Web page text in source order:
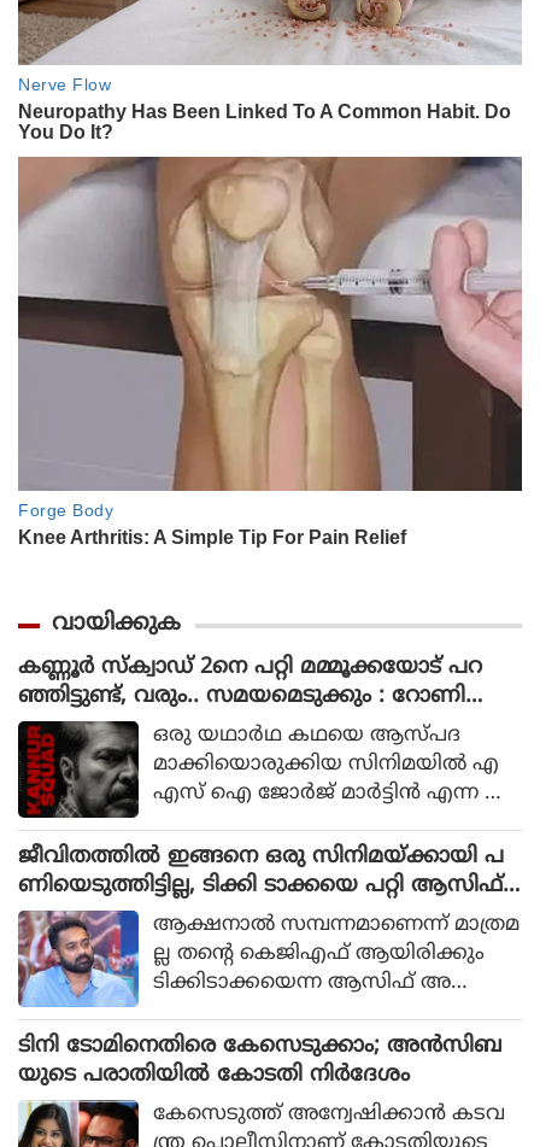
വായിക്കുക
കണ്ണൂർ സ്ക്വാഡ് 2നെ പറ്റി മമ്മൂക്കയോട് പറ
ഞ്ഞിട്ടുണ്ട്, വരും.. സമയമെടുക്കും : റോണി
ഡേവിഡ്
ഒരു യഥാര്‍ഥ കഥയെ ആസ്പദ
മാക്കിയൊരുക്കിയ സിനിമയില്‍ എ
എസ് ഐ ജോര്‍ജ് മാര്‍ട്ടിന്‍ എന്ന ക
ഥാപാത്രമായാണ് മമ്മൂട്ടി എത്തിയത്.
ഒരു കുറ്റവാളിയെ പിടികൂടാനായി ഉ
ത്തരേന്ത്യന്‍ സംസ്ഥാനങ്ങളിലേക്ക്
യാത്ര തിരിക്കുന്ന പോലീസ് സംഘ
ത്തിന്റെ കഥയായിരുന്നു 2023ല്‍ പുറ
ത്തിറങ്ങിയ സിനിമ പറഞ്ഞത്.
ജീവിതത്തിൽ ഇങ്ങനെ ഒരു സിനിമയ്ക്കായി പ
ണിയെടുത്തിട്ടില്ല, ടിക്കി ടാക്കയെ പറ്റി ആസിഫ്
അലി
ആക്ഷനാല്‍ സമ്പന്നമാണെന്ന് മാത്രമ
ല്ല തന്റെ കെജിഎഫ് ആയിരിക്കും
ടിക്കിടാക്കയെന്ന ആസിഫ് അ
ലിയുടെ തുറന്നുപറയലും ഒപ്പം വി എ
സ് രോഹിത്- ആസിഫ് അലി
കൂട്ടുക്കെട്ടിലുള്ള വിശ്വാസവും സിനിമ
യ്ക്ക് വലിയ ഹൈപ്പ് നല്‍കിയിട്ടുണ്ട്.
ടിനി ടോമിനെതിരെ കേസെടുക്കാം; അൻസിബ
യുടെ പരാതിയിൽ കോടതി നിർദേശം
കേസെടുത്ത് അന്വേഷിക്കാൻ കടവ